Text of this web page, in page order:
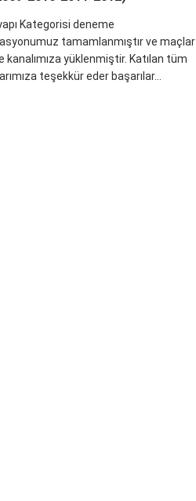
Kategorisi deneme
tamamlanmıştır ve maçlar
kanalımıza yüklenmiştir. Katılan tüm
teşekkür eder başarılar...